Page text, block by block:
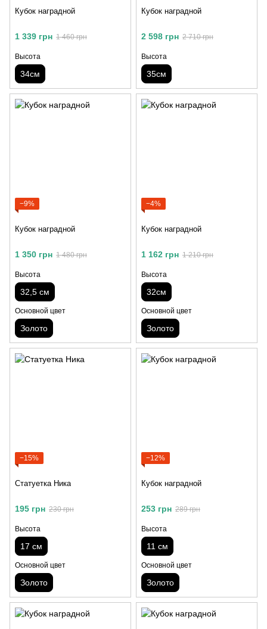
Кубок наградной
1 339 грн 1 460 грн
Высота
34см
Кубок наградной
2 598 грн 2 710 грн
Высота
35см
−9%
Кубок наградной
1 350 грн 1 480 грн
Высота
32,5 см
Основной цвет
Золото
−4%
Кубок наградной
1 162 грн 1 210 грн
Высота
32cм
Основной цвет
Золото
−15%
Статуетка Ника
195 грн 230 грн
Высота
17 см
Основной цвет
Золото
−12%
Кубок наградной
253 грн 289 грн
Высота
11 см
Основной цвет
Золото